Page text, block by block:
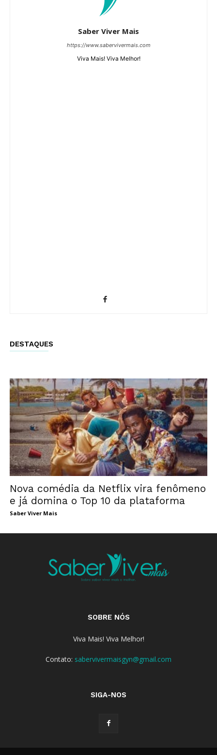
Saber Viver Mais
https://www.sabervivermais.com
Viva Mais! Viva Melhor!
DESTAQUES
Nova comédia da Netflix vira fenômeno
e já domina o Top 10 da plataforma
Saber Viver Mais
SOBRE NÓS
Viva Mais! Viva Melhor!
Contato: sabervivermaisgyn@gmail.com
SIGA-NOS